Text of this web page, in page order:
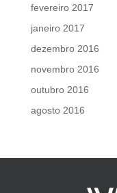
fevereiro 2017
janeiro 2017
dezembro 2016
novembro 2016
outubro 2016
agosto 2016